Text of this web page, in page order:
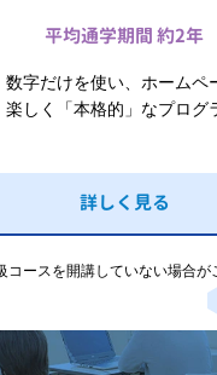
平均通学期間 約2年
数字だけを使い、ホームペ
楽しく「本格的」なプログ
詳しく見る
ースを開講していない場合が